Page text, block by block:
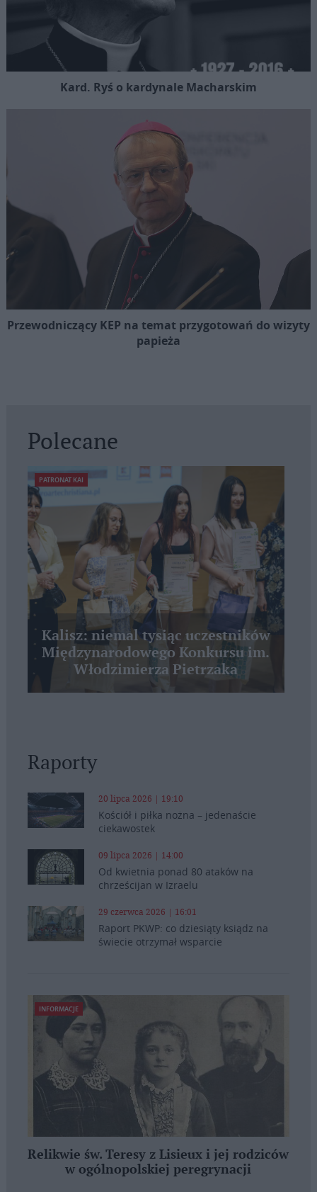
Kard. Ryś o kardynale Macharskim
Przewodniczący KEP na temat przygotowań do wizyty
papieża
Polecane
PATRONAT KAI
Kalisz: niemal tysiąc uczestników
Międzynarodowego Konkursu im.
Włodzimierza Pietrzaka
Raporty
20 lipca 2026 | 19:10
Kościół i piłka nożna – jedenaście
ciekawostek
09 lipca 2026 | 14:00
Od kwietnia ponad 80 ataków na
chrześcijan w Izraelu
29 czerwca 2026 | 16:01
Raport PKWP: co dziesiąty ksiądz na
świecie otrzymał wsparcie
INFORMACJE
Relikwie św. Teresy z Lisieux i jej rodziców
w ogólnopolskiej peregrynacji